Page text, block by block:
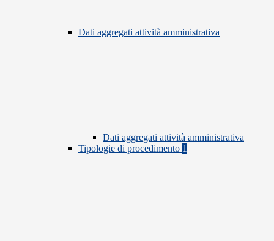
Dati aggregati attività amministrativa
Dati aggregati attività amministrativa
Tipologie di procedimento 1